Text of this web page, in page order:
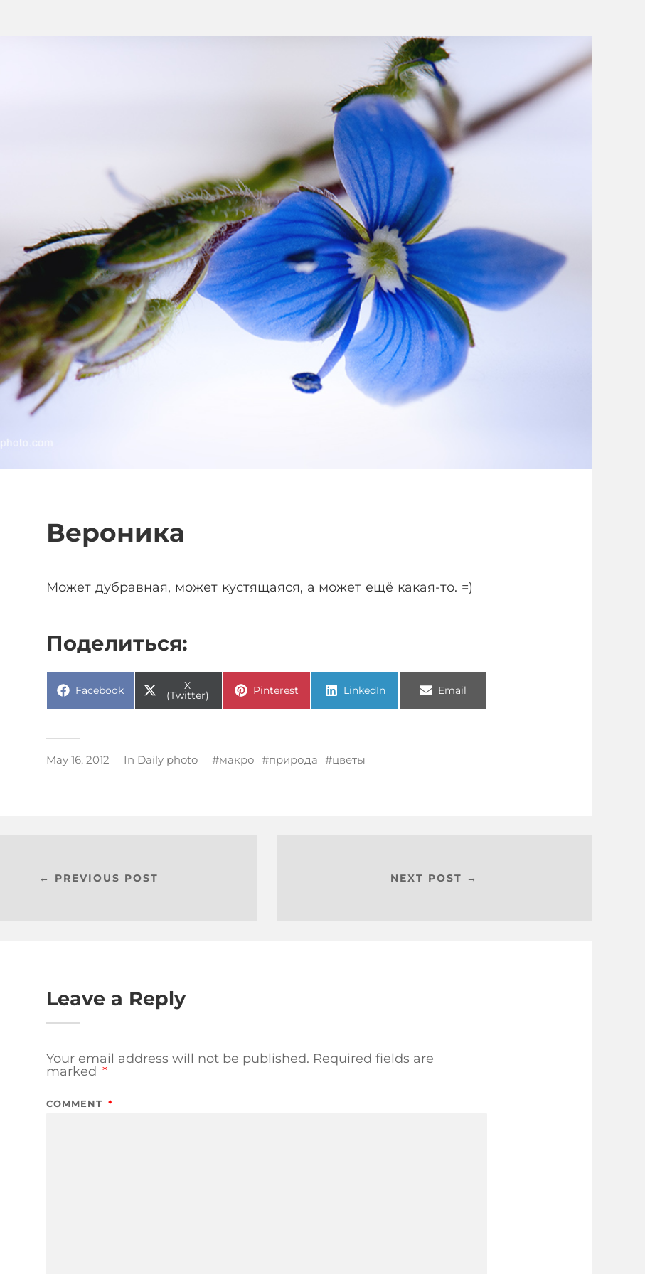
Вероника
Может дубравная, может кустящаяся, а может ещё какая-то. =)
Поделиться:
Facebook X
(Twitter) Pinterest LinkedIn Email
May 16, 2012 In Daily photo макро природа цветы
← PREVIOUS POST NEXT POST →
Leave a Reply
Your email address will not be published. Required fields are
marked *
COMMENT *